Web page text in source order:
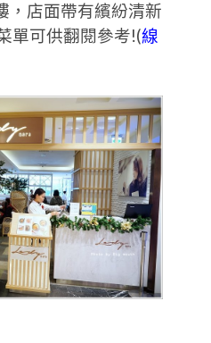
，店面帶有繽紛清新
單可供翻閱參考!(線